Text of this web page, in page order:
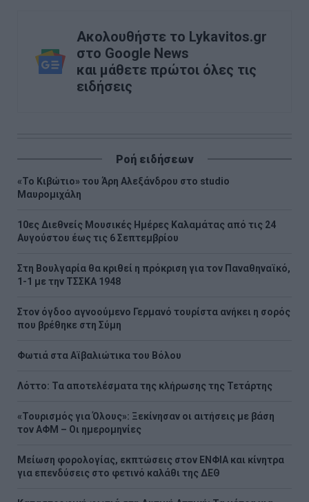
Ακολουθήστε το Lykavitos.gr
στο Google News
και μάθετε πρώτοι όλες τις
ειδήσεις
Ροή ειδήσεων
«Το Κιβώτιο» του Άρη Αλεξάνδρου στο studio
Μαυρομιχάλη
10ες Διεθνείς Μουσικές Ημέρες Καλαμάτας από τις 24
Αυγούστου έως τις 6 Σεπτεμβρίου
Στη Βουλγαρία θα κριθεί η πρόκριση για τον Παναθηναϊκό,
1-1 με την ΤΣΣΚΑ 1948
Στον όγδοο αγνοούμενο Γερμανό τουρίστα ανήκει η σορός
που βρέθηκε στη Σύμη
Φωτιά στα Αϊβαλιώτικα του Βόλου
Λόττο: Τα αποτελέσματα της κλήρωσης της Τετάρτης
«Τουρισμός για Όλους»: Ξεκίνησαν οι αιτήσεις με βάση
τον ΑΦΜ – Οι ημερομηνίες
Μείωση φορολογίας, εκπτώσεις στον ΕΝΦΙΑ και κίνητρα
για επενδύσεις στο φετινό καλάθι της ΔΕΘ